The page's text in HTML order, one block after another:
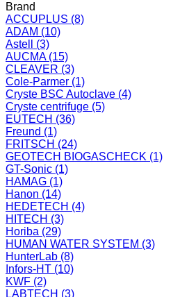
Brand
ACCUPLUS (8)
ADAM (10)
Astell (3)
AUCMA (15)
CLEAVER (3)
Cole-Parmer (1)
Cryste BSC Autoclave (4)
Cryste centrifuge (5)
EUTECH (36)
Freund (1)
FRITSCH (24)
GEOTECH BIOGASCHECK (1)
GT-Sonic (1)
HAMAG (1)
Hanon (14)
HEDETECH (4)
HITECH (3)
Horiba (29)
HUMAN WATER SYSTEM (3)
HunterLab (8)
Infors-HT (10)
KWF (2)
LABTECH (3)